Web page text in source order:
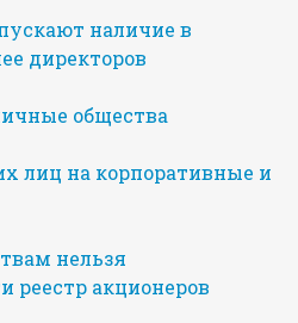
наличие в
директоров
общества
лиц на корпоративные и
нельзя
реестр акционеров